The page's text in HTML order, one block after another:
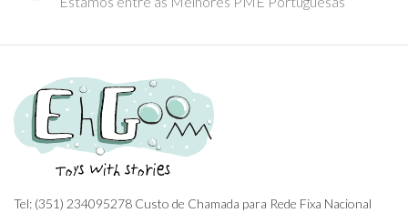
Tel: (351) 234095278 Custo de Chamada para Rede Fixa Nacional